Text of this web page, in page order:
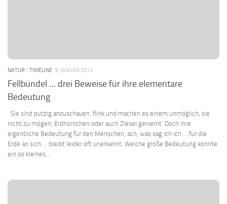
NATUR / TIMELINE 6. JANUAR 2013
Fellbündel … drei Beweise für ihre elementare
Bedeutung
Sie sind putzig anzuschauen, flink und machen es einem unmöglich, sie
nicht zu mögen: Erdhörnchen oder auch Ziesel genannt. Doch ihre
eigentliche Bedeutung für den Menschen, ach, was sag ich ich … für die
Erde an sich … bleibt leider oft unerkannt. Welche große Bedeutung könnte
ein so kleines...